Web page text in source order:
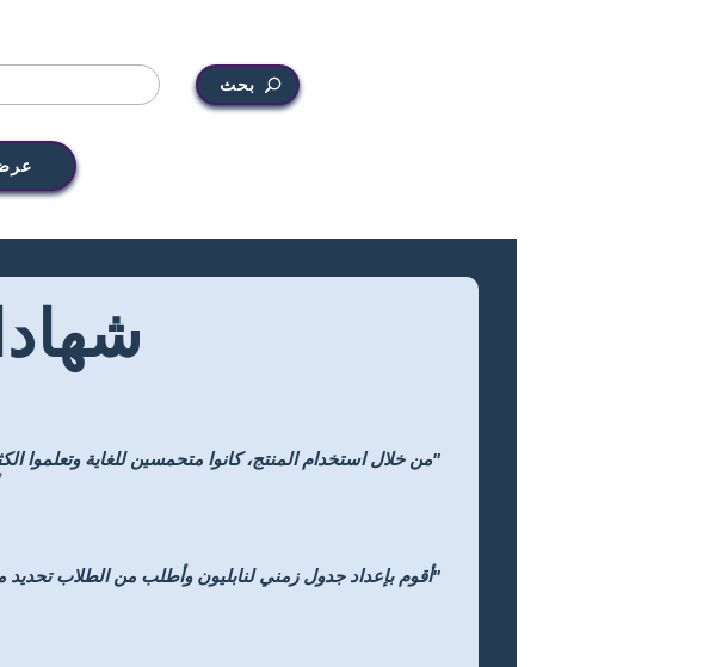
بحث
"من خلال استخدام المنتج، كانوا متحمسين للغاية وتعلموا
"أقوم بإعداد جدول زمني لنابليون وأطلب من الطلاب تحديد